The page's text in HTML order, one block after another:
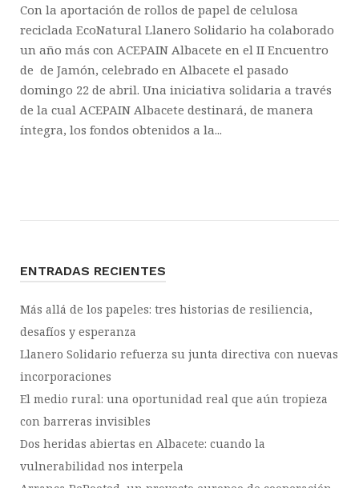
Con la aportación de rollos de papel de celulosa
reciclada EcoNatural Llanero Solidario ha colaborado
un año más con ACEPAIN Albacete en el II Encuentro
de de Jamón, celebrado en Albacete el pasado
domingo 22 de abril. Una iniciativa solidaria a través
de la cual ACEPAIN Albacete destinará, de manera
íntegra, los fondos obtenidos a la...
ENTRADAS RECIENTES
Más allá de los papeles: tres historias de resiliencia,
desafíos y esperanza
Llanero Solidario refuerza su junta directiva con nuevas
incorporaciones
El medio rural: una oportunidad real que aún tropieza
con barreras invisibles
Dos heridas abiertas en Albacete: cuando la
vulnerabilidad nos interpela